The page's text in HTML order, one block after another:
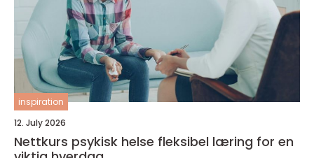
inspiration
12. July 2026
Nettkurs psykisk helse fleksibel læring for en